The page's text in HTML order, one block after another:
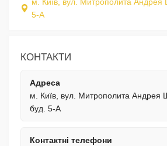
м. Київ, вул. Митрополита Андрея
5-А
КОНТАКТИ
Адреса
м. Київ, вул. Митрополита Андрея
буд. 5-А
Контактні телефони